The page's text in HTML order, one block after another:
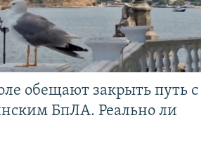
обещают закрыть путь с
БпЛА. Реально ли